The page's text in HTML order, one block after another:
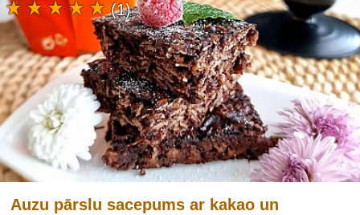
Auzu pārslu sacepums ar kakao un
(1)